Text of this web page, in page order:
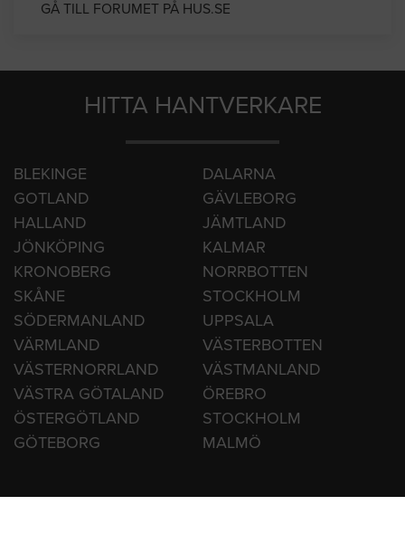
GÅ TILL FORUMET PÅ HUS.SE
HITTA HANTVERKARE
BLEKINGE
DALARNA
GOTLAND
GÄVLEBORG
HALLAND
JÄMTLAND
JÖNKÖPING
KALMAR
KRONOBERG
NORRBOTTEN
SKÅNE
STOCKHOLM
SÖDERMANLAND
UPPSALA
VÄRMLAND
VÄSTERBOTTEN
VÄSTERNORRLAND
VÄSTMANLAND
VÄSTRA GÖTALAND
ÖREBRO
ÖSTERGÖTLAND
STOCKHOLM
GÖTEBORG
MALMÖ